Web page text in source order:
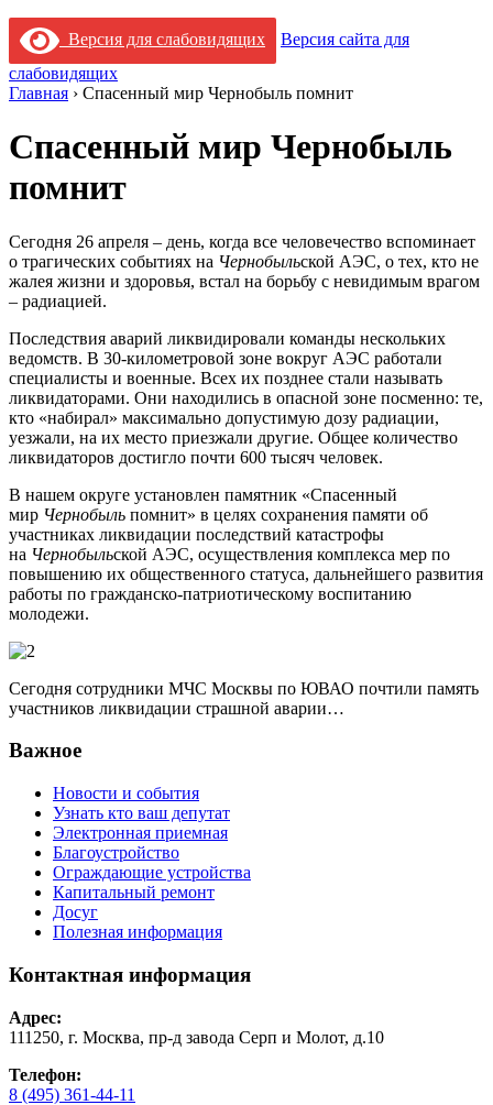
Версия для слабовидящих
Версия сайта для
слабовидящих
Главная › Спасенный мир Чернобыль помнит
Спасенный мир Чернобыль
помнит
Сегодня 26 апреля – день, когда все человечество вспоминает
о трагических событиях на Чернобыльской АЭС, о тех, кто не
жалея жизни и здоровья, встал на борьбу с невидимым врагом
– радиацией.
Последствия аварий ликвидировали команды нескольких
ведомств. В 30-километровой зоне вокруг АЭС работали
специалисты и военные. Всех их позднее стали называть
ликвидаторами. Они находились в опасной зоне посменно: те,
кто «набирал» максимально допустимую дозу радиации,
уезжали, на их место приезжали другие. Общее количество
ликвидаторов достигло почти 600 тысяч человек.
В нашем округе установлен памятник «Спасенный
мир Чернобыль помнит» в целях сохранения памяти об
участниках ликвидации последствий катастрофы
на Чернобыльской АЭС, осуществления комплекса мер по
повышению их общественного статуса, дальнейшего развития
работы по гражданско-патриотическому воспитанию
молодежи.
Сегодня сотрудники МЧС Москвы по ЮВАО почтили память
участников ликвидации страшной аварии…
Важное
Новости и события
Узнать кто ваш депутат
Электронная приемная
Благоустройство
Ограждающие устройства
Капитальный ремонт
Досуг
Полезная информация
Контактная информация
Адрес:
111250, г. Москва, пр-д завода Серп и Молот, д.10
Телефон:
8 (495) 361-44-11